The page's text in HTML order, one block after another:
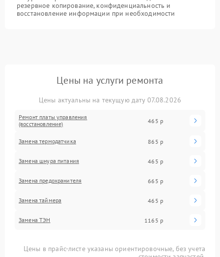
резервное копирование, конфиденциальность и
восстановление информации при необходимости
Цены на услуги ремонта
Цены актуальны на текущую дату 07.08.2026
Ремонт платы управления
(восстановление)
465 р
Замена термодатчика 865 р
Замена шнура питания 465 р
Замена предохранителя 665 р
Замена таймера 465 р
Замена ТЭН 1165 р
Цены в прайс-листе указаны ориентировочные, без учета